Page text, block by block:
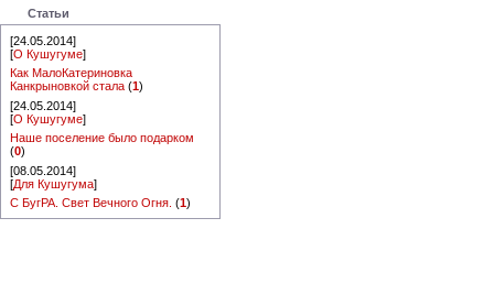
Статьи
[24.05.2014]
[О Кушугуме]
Как МалоКатериновка
Канкрыновкой стала (1)
[24.05.2014]
[О Кушугуме]
Наше поселение было подарком
(0)
[08.05.2014]
[Для Кушугума]
С БугРА. Свет Вечного Огня. (1)